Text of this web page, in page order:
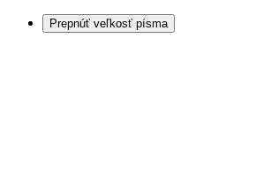
Prepnúť veľkosť písma